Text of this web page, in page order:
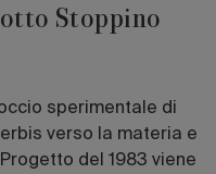
Stoppino
sperimentale di
verso la materia e
del 1983 viene